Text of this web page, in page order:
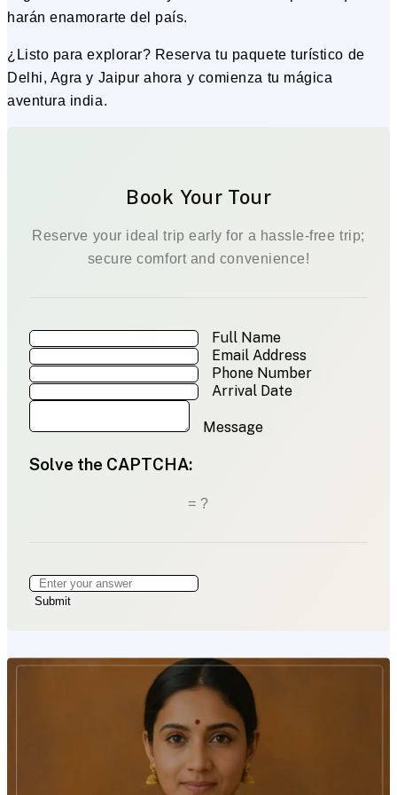
harán enamorarte del país.
¿Listo para explorar? Reserva tu paquete turístico de
Delhi, Agra y Jaipur ahora y comienza tu mágica
aventura india.
Book Your Tour
Reserve your ideal trip early for a hassle-free trip;
secure comfort and convenience!
Full Name
Email Address
Phone Number
Arrival Date
Message
Solve the CAPTCHA:
= ?
Submit